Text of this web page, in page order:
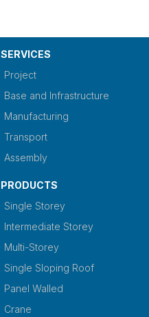
SERVICES
Project
Base and Infrastructure
Manufacturing
Transport
Assembly
PRODUCTS
Single Storey
Intermediate Storey
Multi-Storey
Single Sloping Roof
Panel Walled
Crane